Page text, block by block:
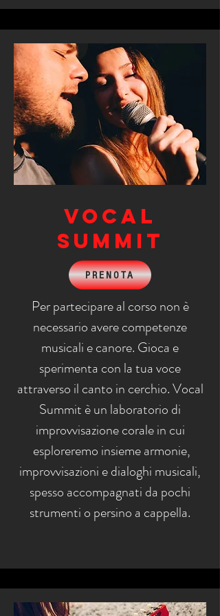
VOCAL
SUMMIT
PRENOTA
Per partecipare al corso non è
necessario avere competenze
musicali e canore. Gioca e
sperimenta con la tua voce
attraverso il canto in cerchio. Vocal
Summit è un laboratorio di
improvvisazione corale in cui
esploreremo insieme armonie,
improvvisazioni e dialoghi musicali,
spesso accompagnati da pochi
strumenti o persino a cappella.